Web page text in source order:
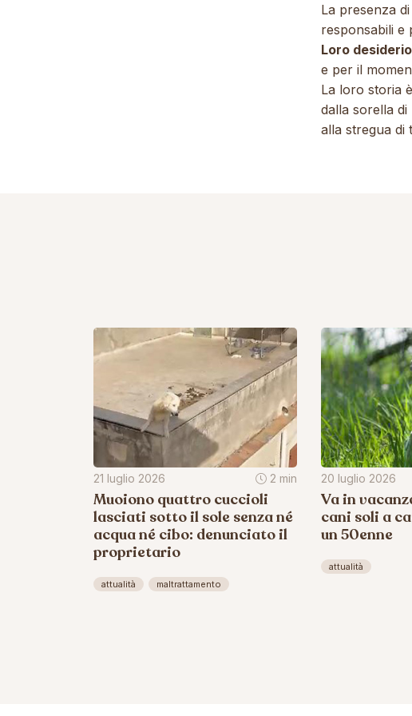
La presenza
responsabili e
Loro
e per il
La loro storia
dalla sorella di
alla stregua di
21 luglio 2026 2 min
Muoiono quattro cuccioli
lasciati sotto il sole senza né
acqua né cibo: denunciato il
proprietario
attualità maltrattamento
20 luglio 2026
Va in
cani soli a
un 50enne
attualità